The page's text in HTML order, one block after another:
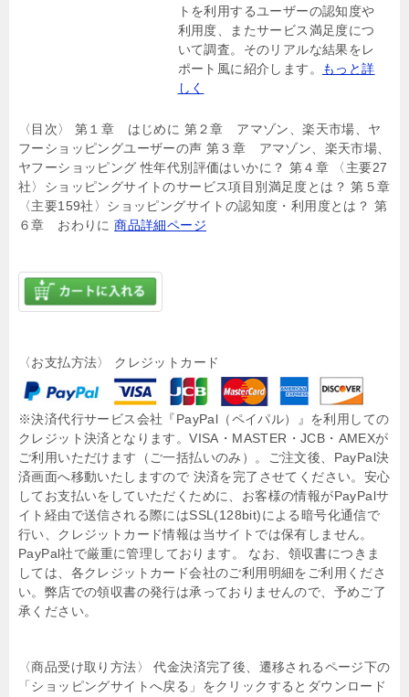
トを利用するユーザーの認知度や
利用度、またサービス満足度につ
いて調査。そのリアルな結果をレ
ポート風に紹介します。
もっと詳
しく
〈目次〉 第１章 はじめに 第２章 アマゾン、楽天市場、ヤ
フーショッピングユーザーの声 第３章 アマゾン、楽天市場、
ヤフーショッピング 性年代別評価はいかに？ 第４章 〈主要27
社〉ショッピングサイトのサービス項目別満足度とは？ 第５章
〈主要159社〉ショッピングサイトの認知度・利用度とは？ 第
６章 おわりに商品詳細ページ
〈お支払方法〉 クレジットカード
※決済代行サービス会社『PayPal（ペイパル）』を利用しての
クレジット決済となります。VISA・MASTER・JCB・AMEXが
ご利用いただけます（ご一括払いのみ）。ご注文後、PayPal決
済画面へ移動いたしますので 決済を完了させてください。安心
してお支払いをしていただくために、お客様の情報がPayPalサ
イト経由で送信される際にはSSL(128bit)による暗号化通信で
行い、クレジットカード情報は当サイトでは保有しません。
PayPal社で厳重に管理しております。 なお、領収書につきま
しては、各クレジットカード会社のご利用明細をご利用くださ
い。弊店での領収書の発行は承っておりませんので、予めご了
承ください。
〈商品受け取り方法〉 代金決済完了後、遷移されるページ下の
「ショッピングサイトへ戻る」をクリックするとダウンロード